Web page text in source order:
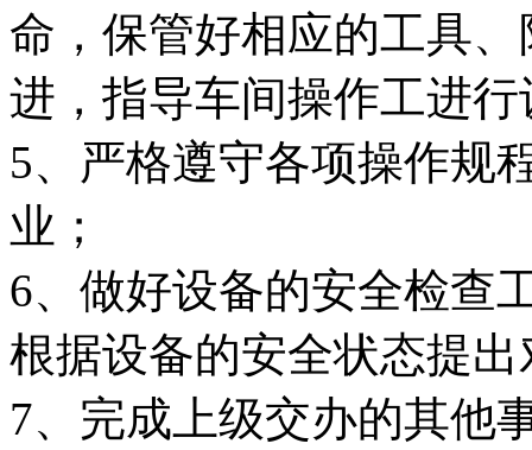
命，保管好相应的工具
进，指导车间操作工进
5、严格遵守各项操作规
业；
6、做好设备的安全检查
根据设备的安全状态提
7、完成上级交办的其他